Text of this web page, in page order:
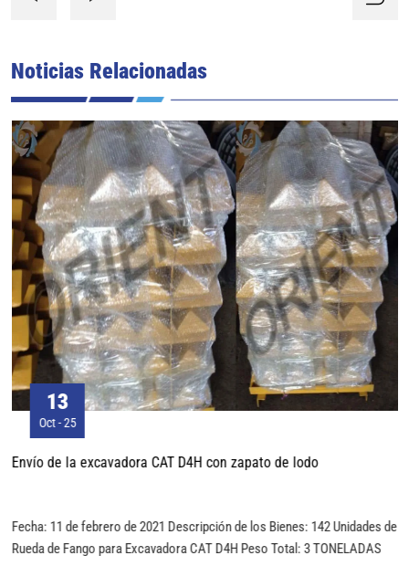
Noticias Relacionadas
13
Oct - 25
Envío de la excavadora CAT D4H con zapato de lodo
Fecha: 11 de febrero de 2021 Descripción de los Bienes: 142 Unidades de
Rueda de Fango para Excavadora CAT D4H Peso Total: 3 TONELADAS